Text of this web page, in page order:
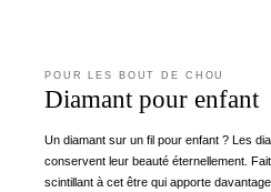
POUR LES BOUT DE CHOU
Diamant pour enfant
Un diamant sur un fil pour enfant ? Les
conservent leur beauté éternellement.
scintillant à cet être qui apporte